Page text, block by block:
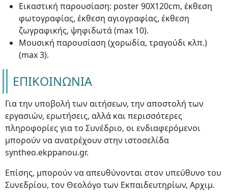
Εικαστική παρουσίαση: poster 90Χ120cm, έκθεση
φωτογραφίας, έκθεση αγιογραφίας, έκθεση
ζωγραφικής, ψηφιδωτά (max 10).
Μουσική παρουσίαση (χορωδία, τραγούδι κλπ.)
(max 3).
ΕΠΙΚΟΙΝΩΝΙΑ
Για την υποβολή των αιτήσεων, την αποστολή των
εργασιών, ερωτήσεις, αλλά και περισσότερες
πληροφορίες για το Συνέδριο, οι ενδιαφερόμενοι
μπορούν να ανατρέχουν στην ιστοσελίδα
syntheo.ekppanou.gr.
Επίσης, μπορούν να απευθύνονται στον υπεύθυνο του
Συνεδρίου, τον Θεολόγο των Εκπαιδευτηρίων, Αρχιμ.